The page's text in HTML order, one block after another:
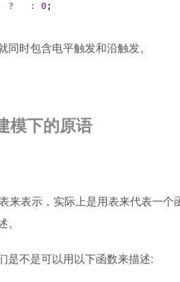
?   :
0
时包含电平触发和沿触发。
模下的原语
表示，实际上是用表来代表一个
不是可以用以下函数来描述: